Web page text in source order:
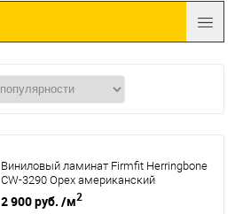
Виниловый ламинат Firmfit Herringbone
CW-3290 Орех американский
2 900 руб. /м2